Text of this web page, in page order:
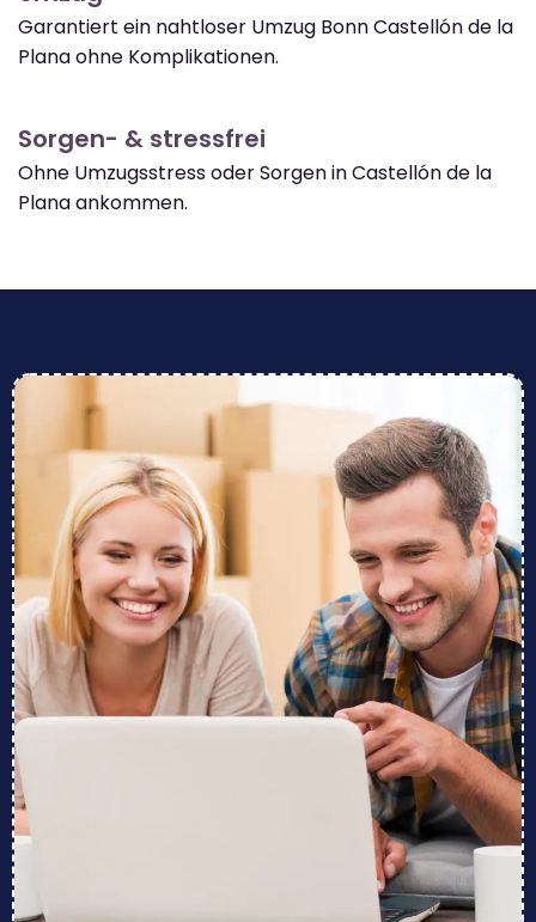
Garantiert ein nahtloser Umzug Bonn Castellón de la
Plana ohne Komplikationen.
Sorgen- & stressfrei
Ohne Umzugsstress oder Sorgen in Castellón de la
Plana ankommen.